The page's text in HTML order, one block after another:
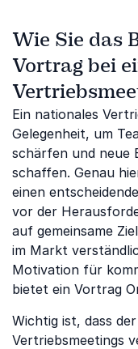
Wie Sie das
Vortrag bei
Ein nationales
Gelegenheit, um
schärfen und neue
schaffen. Genau
einen
vor der
auf gemeinsame
im Markt
Motivation für
bietet ein Vortrag
Wichtig ist, dass
Vertriebsmeetings